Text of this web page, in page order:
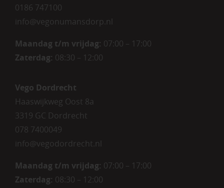
0186 747100
info@vegonumansdorp.nl
Maandag t/m vrijdag: 07:00 – 17:00
Zaterdag: 08:30 – 12:00
Vego Dordrecht
Haaswijkweg Oost 8a
3319 GC Dordrecht
078 7400049
info@vegodordrecht.nl
Maandag t/m vrijdag: 07:00 – 17:00
Zaterdag: 08:30 – 12:00